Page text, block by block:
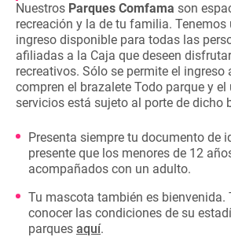
Nuestros Parques Comfama son
recreación y la de tu familia. Tenemos
ingreso disponible para todas las
afiliadas a la Caja que deseen
recreativos. Sólo se permite el ingreso
compren el brazalete Todo parque y el
servicios está sujeto al porte de dicho
Presenta siempre tu documento de
presente que los menores de 12
acompañados con un adulto.
Tu mascota también es bienvenida.
conocer las condiciones de su
parques aquí.